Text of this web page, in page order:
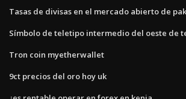
Tasas de divisas en el mercado abierto de
Símbolo de teletipo intermedio del oeste de
Tron coin myetherwallet
9ct precios del oro hoy uk